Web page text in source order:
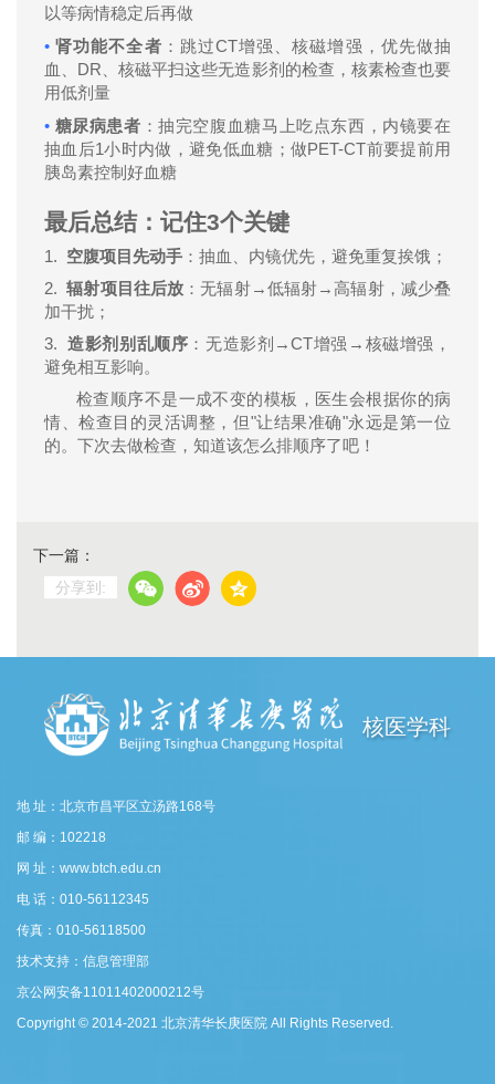
以等病情稳定后再做
•肾功能不全者 ：跳过CT增强、核磁增强，优先做抽
血、 DR 、核磁平扫这些无造影剂的检查，核素检查也要
用低剂量
• 糖尿病患者 ：抽完空腹血糖马上吃点东西，内镜要在
抽血后1小时内做，避免低血糖；做PET-CT前要提前用
胰岛素控制好血糖
最后总结：记住3个关键
1. 空腹项目先动手 ：抽血、内镜优先，避免重复挨饿；
2.辐射项目往后放 ：无辐射→低辐射→高辐射，减少叠
加干扰；
3.造影剂别乱顺序 ：无造影剂 →CT增强 → 核磁增强，
避免相互影响。
检查顺序不是一成不变的模板，医生会根据你的病
情、检查目的灵活调整，但"让结果准确"永远是第一位
的。下次去做检查，知道该怎么排顺序了吧！
下一篇：
分享到:
核医学科
地 址：北京市昌平区立汤路168号
邮 编：102218
网 址：www.btch.edu.cn
电 话：010-56112345
传真：010-56118500
技术支持：信息管理部
京公网安备11011402000212号
Copyright © 2014-2021 北京清华长庚医院 All Rights Reserved.